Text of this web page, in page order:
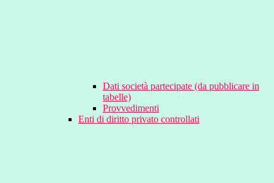
Dati società partecipate (da pubblicare in
tabelle)
Provvedimenti
Enti di diritto privato controllati